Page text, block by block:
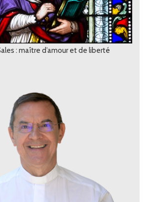
: maître d’amour et de liberté